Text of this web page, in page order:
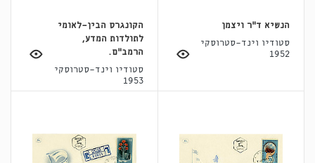
הנשיא ד"ר ויצמן
סטודיו וינד-סטרוסקי
1952
הקונגרס הבין-לאומי
לתולדות המדע,
הרמב"ם.
סטודיו וינד-סטרוסקי
1953